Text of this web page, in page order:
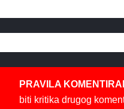
PRAVILA
biti kritika drugog